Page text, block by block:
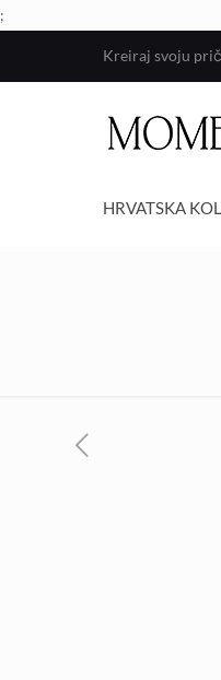
;
Kreiraj svoju
HRVATSKA